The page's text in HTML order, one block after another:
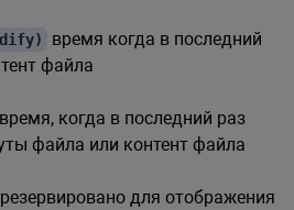
время когда в последний
файла
время, когда в последний раз
файла или контент файла
для отображения